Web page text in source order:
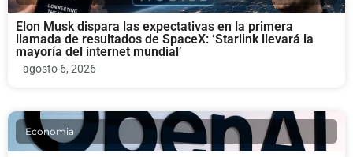
Elon Musk dispara las expectativas en la primera
llamada de resultados de SpaceX: ‘Starlink llevará la
mayoría del internet mundial’
agosto 6, 2026
Economia